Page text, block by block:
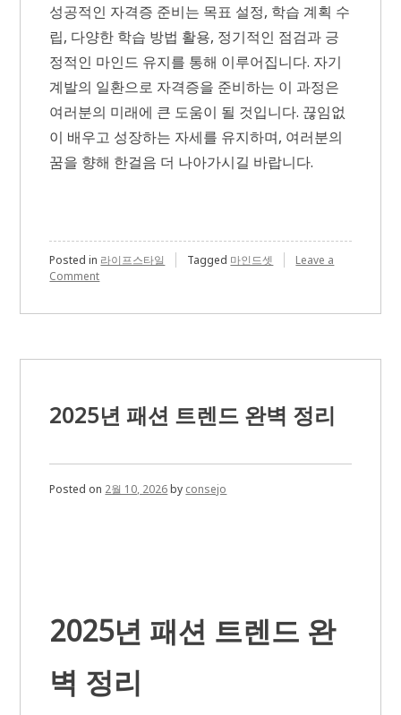
성공적인 자격증 준비는 목표 설정, 학습 계획 수
립, 다양한 학습 방법 활용, 정기적인 점검과 긍
정적인 마인드 유지를 통해 이루어집니다. 자기
계발의 일환으로 자격증을 준비하는 이 과정은
여러분의 미래에 큰 도움이 될 것입니다. 끊임없
이 배우고 성장하는 자세를 유지하며, 여러분의
꿈을 향해 한걸음 더 나아가시길 바랍니다.
Posted in 라이프스타일 Tagged 마인드셋
Leave a
Commenton
자
준
비
자
기
2025년 패션 트렌드 완벽 정리
Posted on 2월 10, 2026by consejo
2025년 패션 트렌드 완
벽 정리